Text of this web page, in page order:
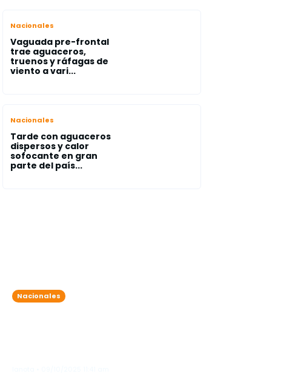
Nacionales
Vaguada pre-frontal
trae aguaceros,
truenos y ráfagas de
viento a vari...
Nacionales
Tarde con aguaceros
dispersos y calor
sofocante en gran
parte del país...
Nacionales